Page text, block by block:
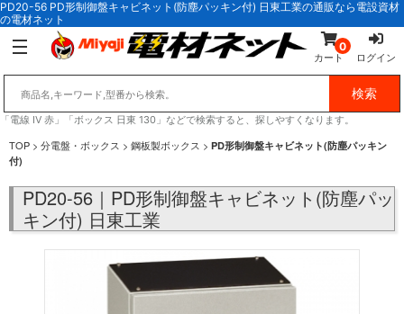
PD20-56 PD形制御盤キャビネット(防塵パッキン付) 日東工業の通販なら電設資材
の電材ネット
0
カート ログイン
「電線 IV 赤」「ボックス 日東 130」などで検索すると、探しやすくなります。
TOP > 分電盤・ボックス > 鋼板製ボックス > PD形制御盤キャビネット(防塵パッキン
付)
PD20-56｜PD形制御盤キャビネット(防塵パッ
キン付) 日東工業